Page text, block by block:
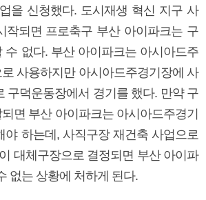
을 신청했다. 도시재생 혁신 지구 사
작되면 프로축구 부산 아이파크는 구
수 없다. 부산 아이파크는 아시아드주
사용하지만 아시아드주경기장에 사
구덕운동장에서 경기를 했다. 만약 구
면 부산 아이파크는 아시아드주경기
야 하는데, 사직구장 재건축 사업으로
대체구장으로 결정되면 부산 아이파
없는 상황에 처하게 된다.